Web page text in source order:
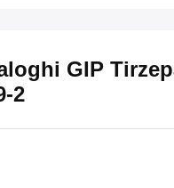
GIP
2